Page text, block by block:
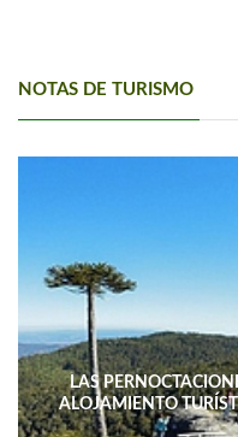
NOTAS DE TURISMO
LAS
ALOJAMIENTO